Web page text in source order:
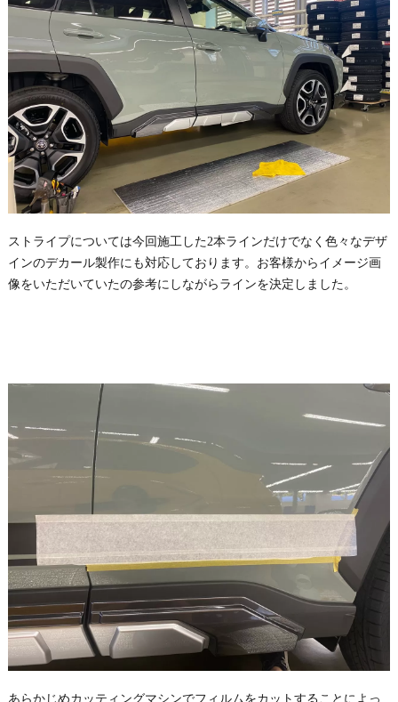
ストライプについては今回施工した2本ラインだけでなく色々なデザ
インのデカール製作にも対応しております。お客様からイメージ画
像をいただいていたの参考にしながらラインを決定しました。
あらかじめカッティングマシンでフィルムをカットすることによっ